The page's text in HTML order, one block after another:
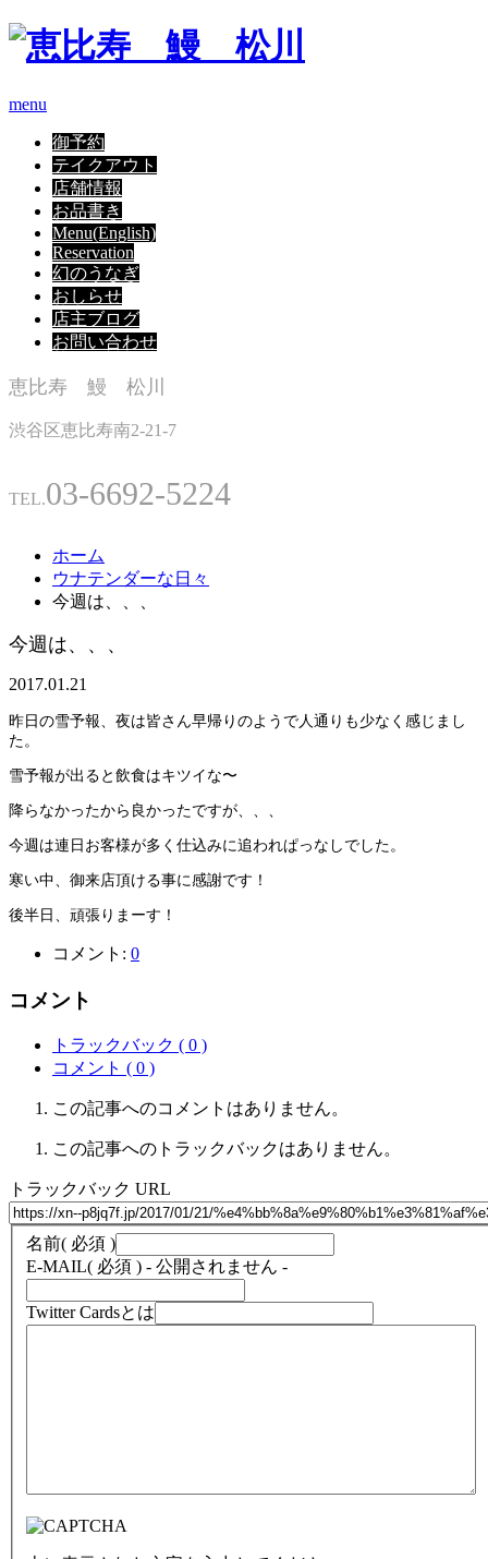
menu
御予約
テイクアウト
店舗情報
お品書き
Menu(English)
Reservation
幻のうなぎ
おしらせ
店主ブログ
お問い合わせ
恵比寿 鰻 松川
渋谷区恵比寿南2-21-7
TEL.03-6692-5224
ホーム
ウナテンダーな日々
今週は、、、
今週は、、、
2017.01.21
昨日の雪予報、夜は皆さん早帰りのようで人通りも少なく感じまし
た。
雪予報が出ると飲食はキツイな〜
降らなかったから良かったですが、、、
今週は連日お客様が多く仕込みに追われぱっなしでした。
寒い中、御来店頂ける事に感謝です！
後半日、頑張りまーす！
コメント: 0
コメント
トラックバック ( 0 )
コメント ( 0 )
この記事へのコメントはありません。
この記事へのトラックバックはありません。
トラックバック URL
名前( 必須 )
E-MAIL( 必須 ) - 公開されません -
Twitter Cardsとは